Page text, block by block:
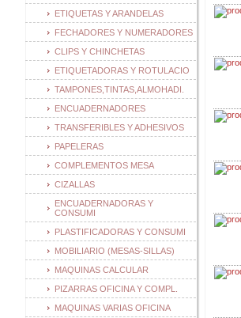
ETIQUETAS Y ARANDELAS
FECHADORES Y NUMERADORES
CLIPS Y CHINCHETAS
ETIQUETADORAS Y ROTULACIO
TAMPONES,TINTAS,ALMOHADI.
ENCUADERNADORES
TRANSFERIBLES Y ADHESIVOS
PAPELERAS
COMPLEMENTOS MESA
CIZALLAS
ENCUADERNADORAS Y
CONSUMI
PLASTIFICADORAS Y CONSUMI
MOBILIARIO (MESAS-SILLAS)
MAQUINAS CALCULAR
PIZARRAS OFICINA Y COMPL.
MAQUINAS VARIAS OFICINA